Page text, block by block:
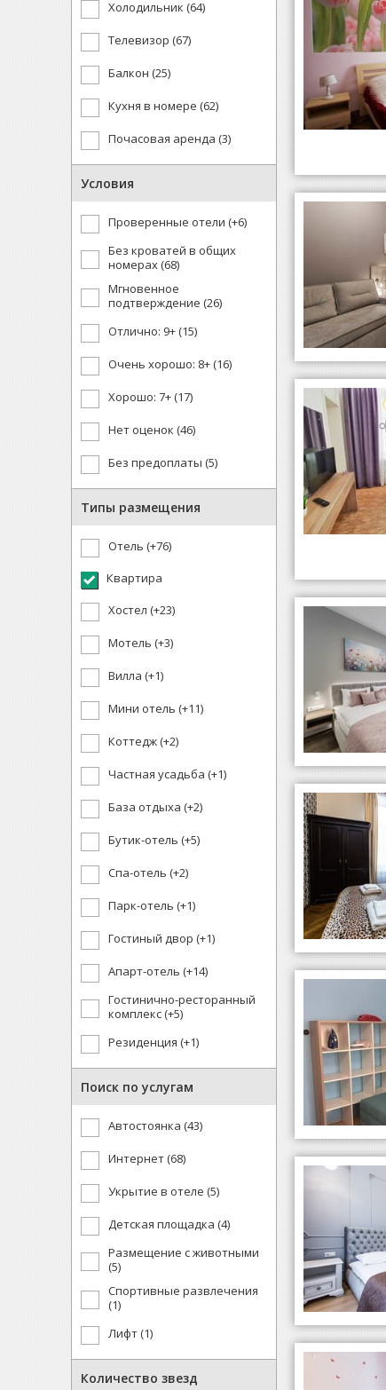
Холодильник (64)
Телевизор (67)
Балкон (25)
Кухня в номере (62)
Почасовая аренда (3)
Условия
Проверенные отели (+6)
Без кроватей в общих
номерах (68)
Мгновенное
подтверждение (26)
Отлично: 9+ (15)
Очень хорошо: 8+ (16)
Хорошо: 7+ (17)
Нет оценок (46)
Без предоплаты (5)
Типы размещения
Отель (+76)
Квартира
Хостел (+23)
Мотель (+3)
Вилла (+1)
Мини отель (+11)
Коттедж (+2)
Частная усадьба (+1)
База отдыха (+2)
Бутик-отель (+5)
Спа-отель (+2)
Парк-отель (+1)
Гостиный двор (+1)
Апарт-отель (+14)
Гостинично-ресторанный
комплекс (+5)
Резиденция (+1)
Поиск по услугам
Автостоянка (43)
Интернет (68)
Укрытие в отеле (5)
Детская площадка (4)
Размещение с животными
(5)
Спортивные развлечения
(1)
Лифт (1)
Количество звезд